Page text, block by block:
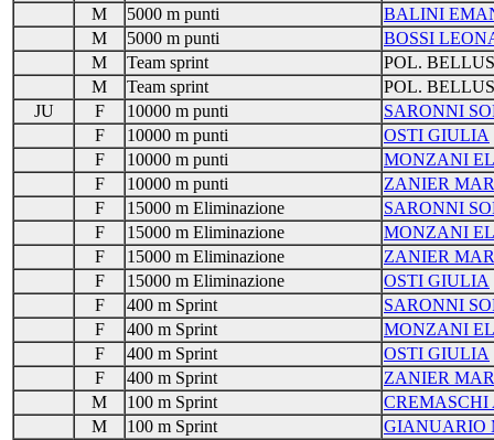
M
5000 m punti
BALINI
M
5000 m punti
BOSSI
M
Team sprint
POL.
M
Team sprint
POL.
JU
F 10000 m punti
SARONNI
F
10000 m punti
OSTI GIULIA
F
10000 m punti
MONZANI
F
10000 m punti
ZANIER
F
15000 m Eliminazione
SARONNI
F
15000 m Eliminazione
MONZANI
F
15000 m Eliminazione
ZANIER
F
15000 m Eliminazione
OSTI GIULIA
F
400 m Sprint
SARONNI
F
400 m Sprint
MONZANI
F
400 m Sprint
OSTI GIULIA
F
400 m Sprint
ZANIER
M
100 m Sprint
M
100 m Sprint
GIANUARIO